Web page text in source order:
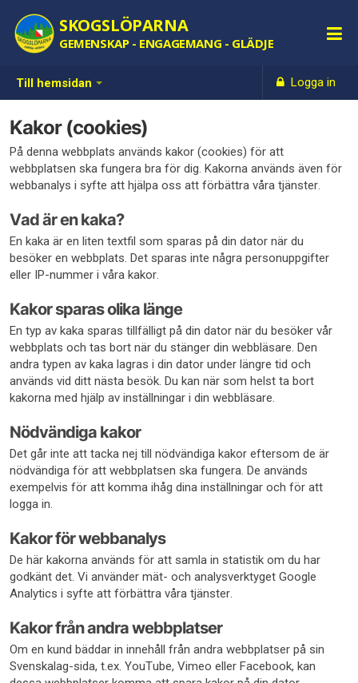
Till hemsidan Logga in
SKOGSLÖPARNA
GEMENSKAP - ENGAGEMANG - GLÄDJE
Kakor (cookies)
På denna webbplats används kakor (cookies) för att
webbplatsen ska fungera bra för dig. Kakorna används även för
webbanalys i syfte att hjälpa oss att förbättra våra tjänster.
Vad är en kaka?
En kaka är en liten textfil som sparas på din dator när du
besöker en webbplats. Det sparas inte några personuppgifter
eller IP-nummer i våra kakor.
Kakor sparas olika länge
En typ av kaka sparas tillfälligt på din dator när du besöker vår
webbplats och tas bort när du stänger din webbläsare. Den
andra typen av kaka lagras i din dator under längre tid och
används vid ditt nästa besök. Du kan när som helst ta bort
kakorna med hjälp av inställningar i din webbläsare.
Nödvändiga kakor
Det går inte att tacka nej till nödvändiga kakor eftersom de är
nödvändiga för att webbplatsen ska fungera. De används
exempelvis för att komma ihåg dina inställningar och för att
logga in.
Kakor för webbanalys
De här kakorna används för att samla in statistik om du har
godkänt det. Vi använder mät- och analysverktyget Google
Analytics i syfte att förbättra våra tjänster.
Kakor från andra webbplatser
Om en kund bäddar in innehåll från andra webbplatser på sin
Svenskalag-sida, t.ex. YouTube, Vimeo eller Facebook, kan